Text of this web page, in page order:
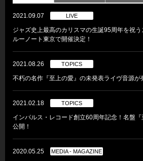
2021.09.07 LIVE
ジャズ史上最高のカリスマの生誕95周年を祝
ルーノート東京で開催決定！
2021.08.26 TOPICS
不朽の名作『至上の愛』の未発表ライヴ音源が
2021.02.18 TOPICS
インパルス・レコード創立60周年記念！名盤
公開！
2020.05.25 MEDIA - MAGAZINE